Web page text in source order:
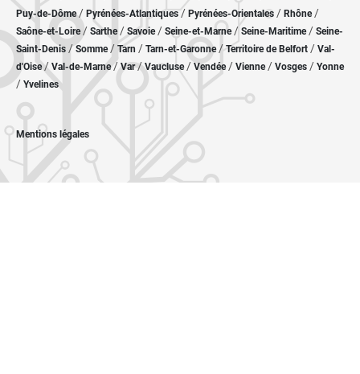
Puy-de-Dôme/ Pyrénées-Atlantiques / Pyrénées-Orientales / Rhône/
Saône-et-Loire/ Sarthe/ Savoie/ Seine-et-Marne/ Seine-Maritime/ Seine-
Saint-Denis /Somme/ Tarn / Tarn-et-Garonne/Territoire de Belfort / Val-
d'Oise/ Val-de-Marne/Var/Vaucluse/ Vendée/ Vienne/ Vosges / Yonne
/ Yvelines
Mentions légales